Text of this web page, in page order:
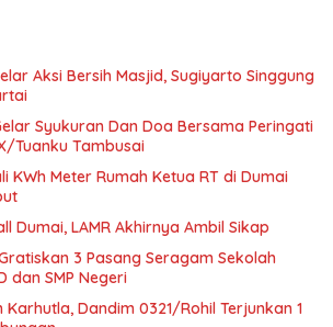
Aksi Bersih Masjid, Sugiyarto Singgung
Syukuran Dan Doa Bersama Peringati
Tuanku Tambusai
KWh Meter Rumah Ketua RT di Dumai
Dumai, LAMR Akhirnya Ambil Sikap
3 Pasang Seragam Sekolah
dan SMP Negeri
Karhutla, Dandim 0321/Rohil Terjunkan 1